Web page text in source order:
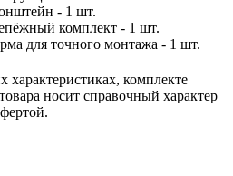
- 1 шт.
комплект - 1 шт.
для точного монтажа - 1 шт.
комплекте
носит справочный характер